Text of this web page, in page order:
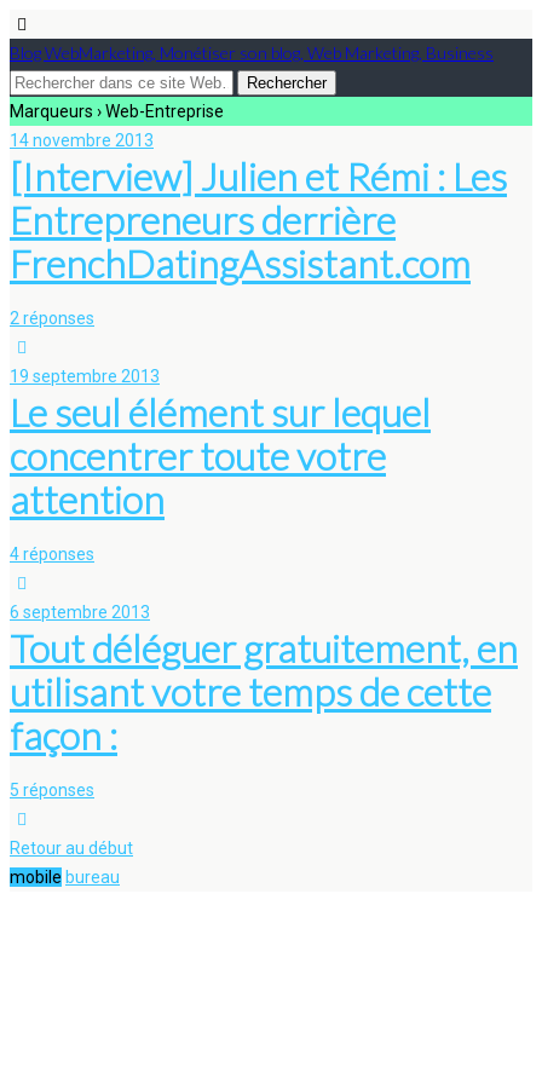
Blog WebMarketing, Monétiser son blog, Web Marketing, Business
Marqueurs › Web-Entreprise
14 novembre 2013
[Interview] Julien et Rémi : Les
Entrepreneurs derrière
FrenchDatingAssistant.com
2 réponses
19 septembre 2013
Le seul élément sur lequel
concentrer toute votre
attention
4 réponses
6 septembre 2013
Tout déléguer gratuitement, en
utilisant votre temps de cette
façon :
5 réponses
Retour au début
mobile bureau